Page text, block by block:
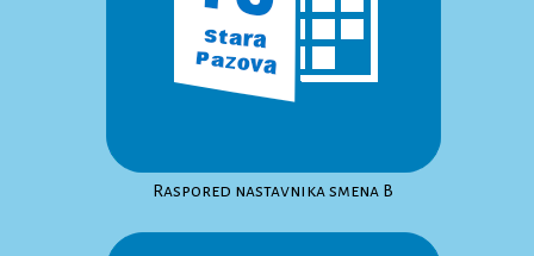
Raspored nastavnika smena B